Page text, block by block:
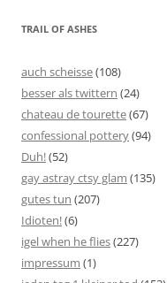
TRAIL OF ASHES
auch scheisse(108)
besser als twittern (24)
chateau de tourette(67)
confessional pottery(94)
Duh!(52)
gay astray ctsy glam (135)
gutes tun (207)
Idioten!(6)
igel when he flies(227)
impressum (1)